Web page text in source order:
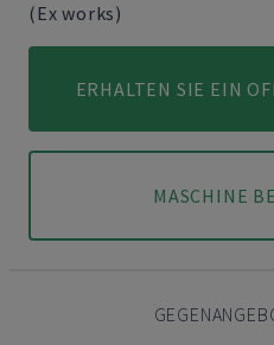
(Ex works)
ERHALTEN SIE EIN
MASCHINE